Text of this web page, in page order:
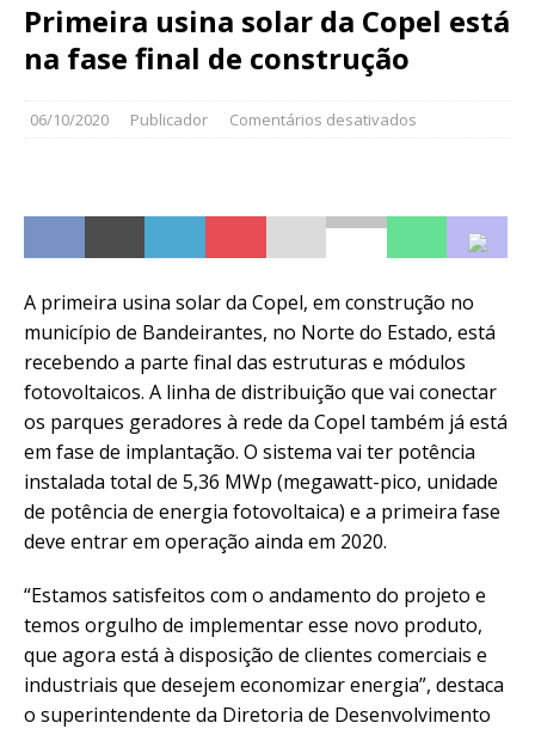
Primeira usina solar da Copel está
na fase final de construção
06/10/2020 Publicador Comentários desativados
A primeira usina solar da Copel, em construção no
município de Bandeirantes, no Norte do Estado, está
recebendo a parte final das estruturas e módulos
fotovoltaicos. A linha de distribuição que vai conectar
os parques geradores à rede da Copel também já está
em fase de implantação. O sistema vai ter potência
instalada total de 5,36 MWp (megawatt-pico, unidade
de potência de energia fotovoltaica) e a primeira fase
deve entrar em operação ainda em 2020.
“Estamos satisfeitos com o andamento do projeto e
temos orgulho de implementar esse novo produto,
que agora está à disposição de clientes comerciais e
industriais que desejem economizar energia”, destaca
o superintendente da Diretoria de Desenvolvimento